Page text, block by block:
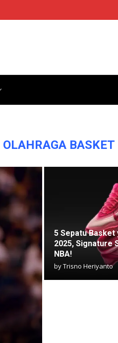
OLAHRAGA BASKET
5 Sepatu Basket
2025, Signature
NBA!
byTrisno Heriyanto